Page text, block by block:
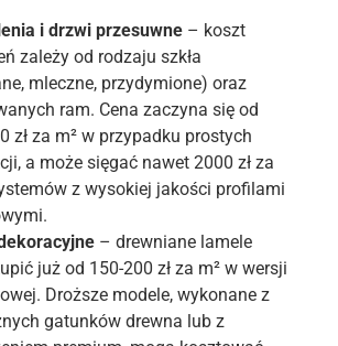
i drzwi przesuwne – koszt
zależy od rodzaju szkła
mleczne, przydymione) oraz
ram. Cena zaczyna się od
zł za m² w przypadku prostych
a może sięgać nawet 2000 zł za
z wysokiej jakości profilami
– drewniane lamele
już od 150-200 zł za m² w wersji
Droższe modele, wykonane z
gatunków drewna lub z